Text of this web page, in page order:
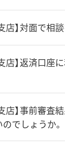
店】対面で相
店】返済口
店】事前審査
でしょうか。